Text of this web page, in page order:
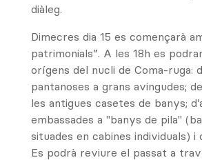
diàleg.
Dimecres dia 15 es començarà
patrimonials”. A les 18h es
orígens del nucli de Coma-ruga:
pantanoses a grans avingudes;
les antigues casetes de banys;
embassades a "banys de pila"
situades en cabines individuals) i
Es podrà reviure el passat a